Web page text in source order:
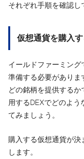
それぞれ手順を確認し
仮想通貨を購入
イールドファーミング
準備する必要がありま
どの銘柄を提供する
用するDEXでどのよ
てみましょう。
購入する仮想通貨が決
します。